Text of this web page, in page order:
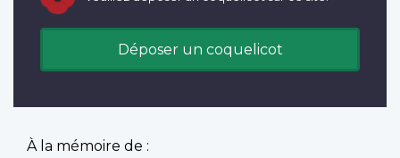
Déposer un coquelicot
À la mémoire de :